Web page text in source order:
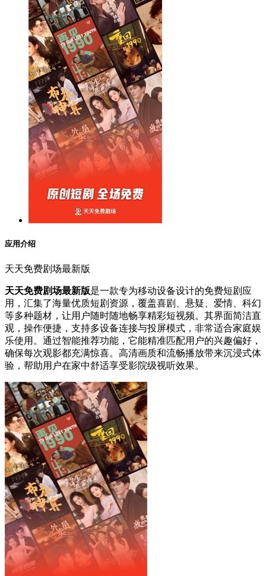
应用介绍
天天免费剧场最新版
天天免费剧场最新版是一款专为移动设备设计的免费短剧应
用，汇集了海量优质短剧资源，覆盖喜剧、悬疑、爱情、科幻
等多种题材，让用户随时随地畅享精彩短视频。其界面简洁直
观，操作便捷，支持多设备连接与投屏模式，非常适合家庭娱
乐使用。通过智能推荐功能，它能精准匹配用户的兴趣偏好，
确保每次观影都充满惊喜。高清画质和流畅播放带来沉浸式体
验，帮助用户在家中舒适享受影院级视听效果。